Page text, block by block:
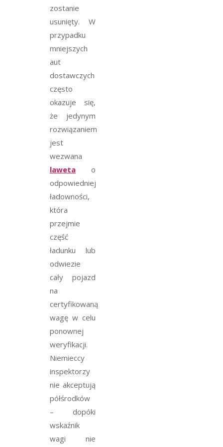
zostanie
usunięty. W
przypadku
mniejszych
aut
dostawczych
często
okazuje się,
że jedynym
rozwiązaniem
jest
wezwana
laweta o
odpowiedniej
ładowności,
która
przejmie
część
ładunku lub
odwiezie
cały pojazd
na
certyfikowaną
wagę w celu
ponownej
weryfikacji.
Niemieccy
inspektorzy
nie akceptują
półśrodków
– dopóki
wskaźnik
wagi nie